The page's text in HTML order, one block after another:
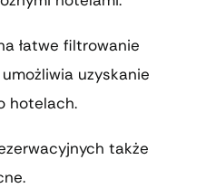
łatwe filtrowanie
uzyskanie
hotelach.
także